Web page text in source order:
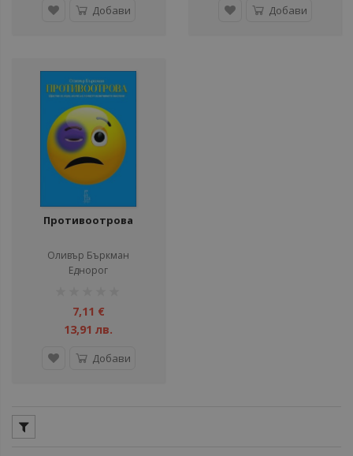
Добави Добави
Противоотрова
Оливър Бъркман
Еднорог
7,11 €
13,91 лв.
Добави